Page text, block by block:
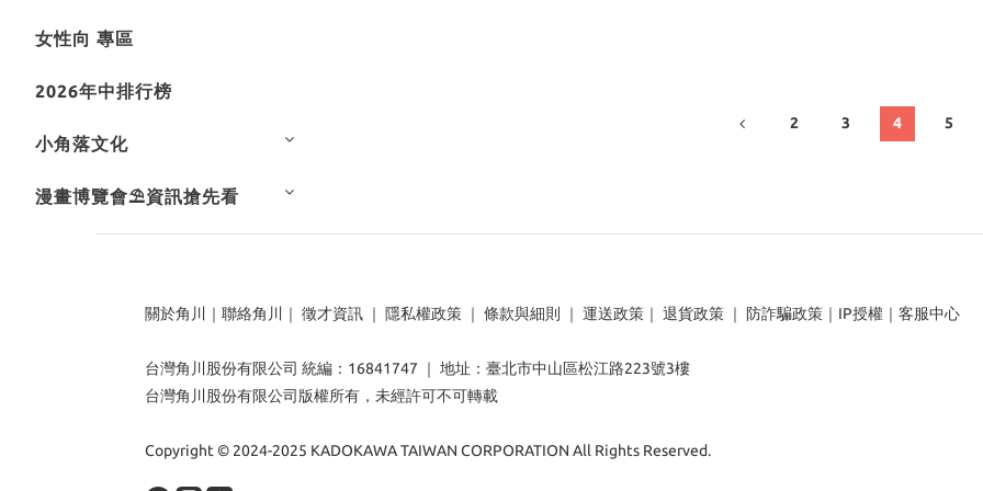
女性向 專區
2026年中排行榜
小角落文化
漫畫博覽會⛱️資訊搶先看
2 3 4 5
關於角川 ｜ 聯絡角川 ｜ 徵才資訊 ｜ 隱私權政策 ｜ 條款與細則 ｜ 運送政策 ｜ 退貨政策 ｜ 防詐騙政策 ｜ IP授權 ｜ 客服中心
台灣角川股份有限公司 統編：16841747 ｜ 地址：臺北市中山區松江路223號3樓
台灣角川股份有限公司版權所有，未經許可不可轉載
Copyright © 2024-2025 KADOKAWA TAIWAN CORPORATION All Rights Reserved.